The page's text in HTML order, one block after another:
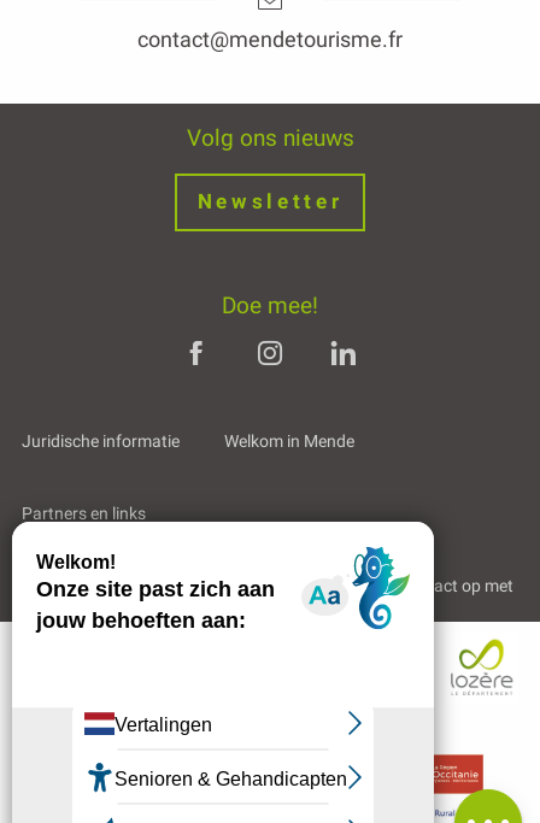
Beoordelingen
contact@mendetourisme.fr
Volg ons nieuws
Newsletter
Doe mee!
Juridische informatie Welkom in Mende
Partners en links
Professioneel gebied Wie zijn wij? Neem contact op met